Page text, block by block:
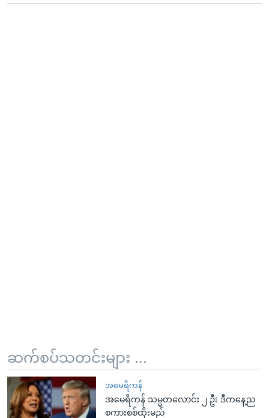
ဆက်စပ်သတင်းများ ...
အမေရိကန်
အမေရိကန် သမ္မတလောင်း ၂ ဦး ဒီကနေ့ည
စကားစစ်ထိုးမည်